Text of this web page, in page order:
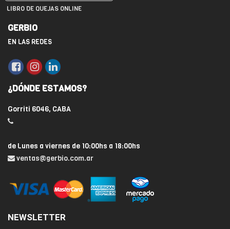
LIBRO DE QUEJAS ONLINE
GERBIO
EN LAS REDES
¿DÓNDE ESTAMOS?
Gorriti 6046, CABA
de Lunes a viernes de 10:00hs a 18:00hs
ventas@gerbio.com.ar
NEWSLETTER